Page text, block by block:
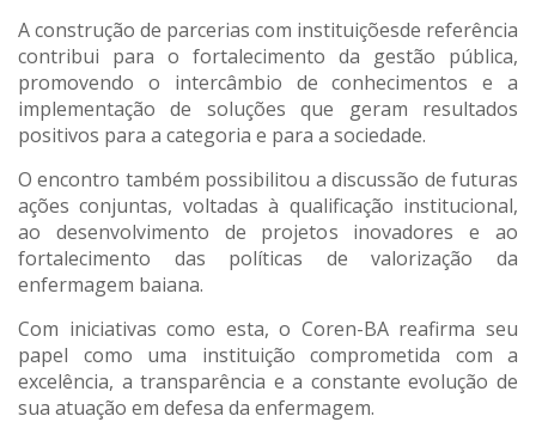
A construção de parcerias com instituiçõesde referência
contribui para o fortalecimento da gestão pública,
promovendo o intercâmbio de conhecimentos e a
implementação de soluções que geram resultados
positivos para a categoria e para a sociedade.
O encontro também possibilitou a discussão de futuras
ações conjuntas, voltadas à qualificação institucional,
ao desenvolvimento de projetos inovadores e ao
fortalecimento das políticas de valorização da
enfermagem baiana.
Com iniciativas como esta, o Coren-BA reafirma seu
papel como uma instituição comprometida com a
excelência, a transparência e a constante evolução de
sua atuação em defesa da enfermagem.